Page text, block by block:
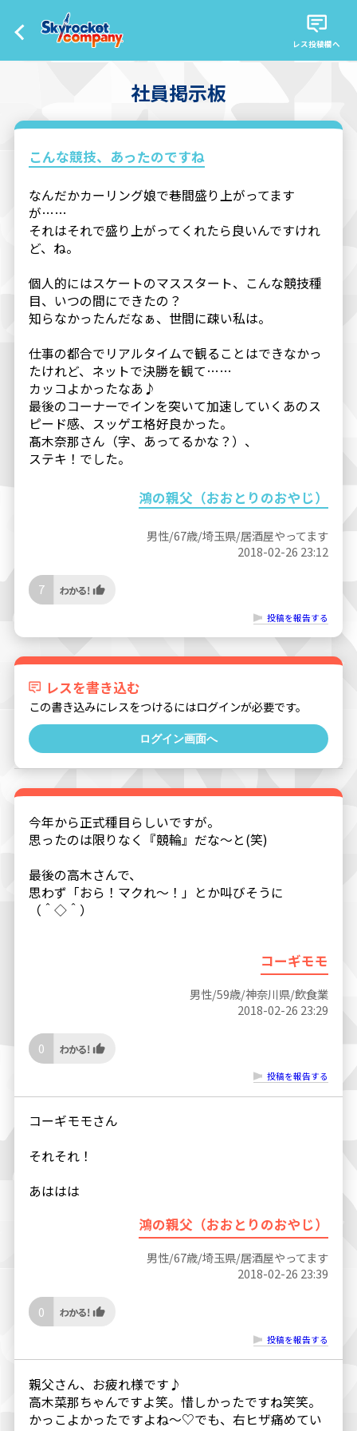
レス投稿欄へ
社員掲示板
こんな競技、あったのですね
なんだかカーリング娘で巷間盛り上がってます
が……
それはそれで盛り上がってくれたら良いんですけれ
ど、ね。
個人的にはスケートのマススタート、こんな競技種
目、いつの間にできたの？
知らなかったんだなぁ、世間に疎い私は。
仕事の都合でリアルタイムで観ることはできなかっ
たけれど、ネットで決勝を観て……
カッコよかったなあ♪
最後のコーナーでインを突いて加速していくあのス
ピード感、スッゲエ格好良かった。
髙木奈那さん（字、あってるかな？）、
ステキ！でした。
鴻の親父（おおとりのおやじ）
男性/67歳/埼玉県/居酒屋やってます
2018-02-26 23:12
7
投稿を報告する
レスを書き込む
この書き込みにレスをつけるにはログインが必要です。
ログイン画面へ
今年から正式種目らしいですが。
思ったのは限りなく『競輪』だな～と(笑)
最後の高木さんで、
思わず「おら！マクれ～！」とか叫びそうに
（＾◇＾）
コーギモモ
男性/59歳/神奈川県/飲食業
2018-02-26 23:29
0
投稿を報告する
コーギモモさん
それそれ！
あははは
鴻の親父（おおとりのおやじ）
男性/67歳/埼玉県/居酒屋やってます
2018-02-26 23:39
0
投稿を報告する
親父さん、お疲れ様です♪
高木菜那ちゃんですよ笑。惜しかったですね笑笑。
かっこよかったですよね〜♡でも、右ヒザ痛めてい